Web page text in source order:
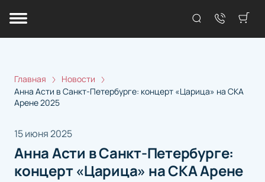
Главная
Новости
Анна Асти в Санкт-Петербурге: концерт «Царица» на СКА
Арене 2025
15 июня 2025
Анна Асти в Санкт-Петербурге:
концерт «Царица» на СКА Арене